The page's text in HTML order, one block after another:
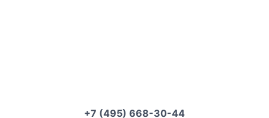
+7 (495) 668-30-44